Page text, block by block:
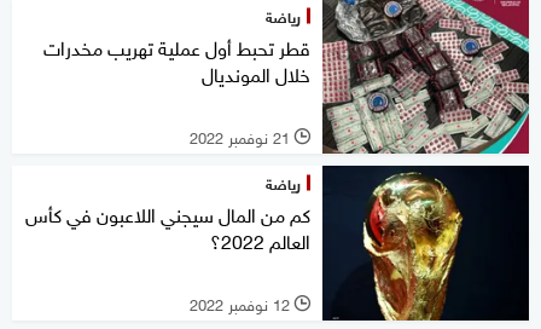
رياضة
قطر تحبط أول عملية تهريب مخدرات
خلال المونديال
l 21 نوفمبر 2022
رياضة
كم من المال سيجني اللاعبون في كأس
العالم 2022؟
l 12 نوفمبر 2022